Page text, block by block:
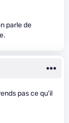
parle de
pas ce qu'il